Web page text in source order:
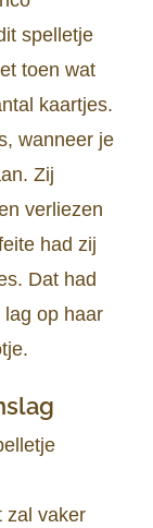
spelletje
toen wat
kaartjes.
wanneer je
Zij
verliezen
had zij
Dat had
op haar
zal vaker